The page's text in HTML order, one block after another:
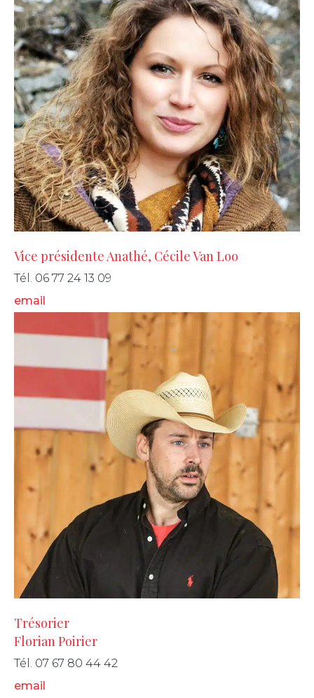
Vice présidente Anathé, Cécile Van Loo
Tél. 06 77 24 13 09
email
Trésorier
Florian Poirier
Tél. 07 67 80 44 42
email